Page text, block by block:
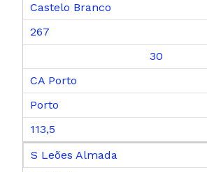
Castelo Branco
267
30
CA Porto
Porto
113,5
S Leões Almada